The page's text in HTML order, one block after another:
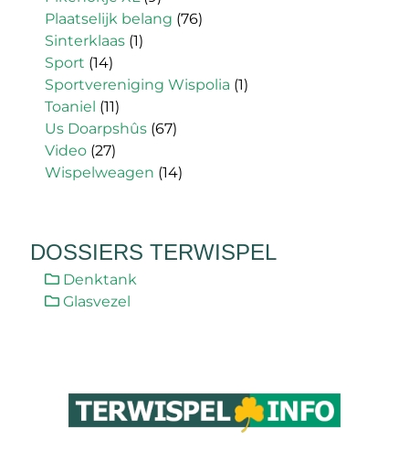
Plaatselijk belang (76)
Sinterklaas (1)
Sport (14)
Sportvereniging Wispolia (1)
Toaniel (11)
Us Doarpshûs (67)
Video (27)
Wispelweagen (14)
DOSSIERS TERWISPEL
Denktank
Glasvezel